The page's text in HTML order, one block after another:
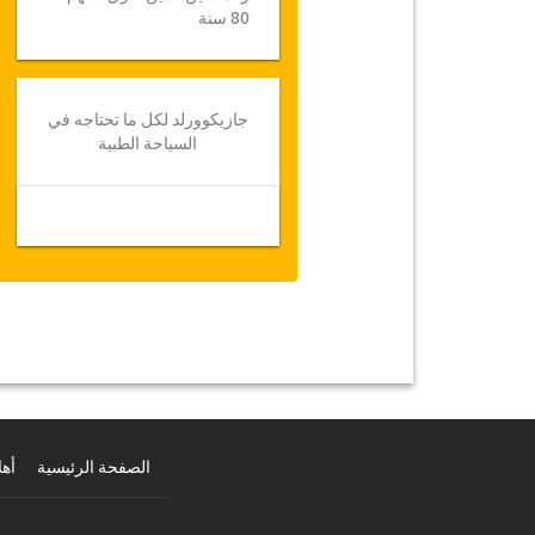
80 سنة
جازيكوورلد لكل ما تحتاجه في
السياحة الطبية
الصفحة الرئيسية